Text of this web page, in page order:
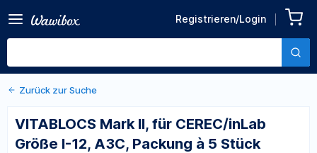
Registrieren/Login
CEREC/inLab Größe I-12,
A3C, Packung à 5 Stück
Von Vita
Zurück zu den Produktdetails
Zurück zur Suche
VITABLOCS Mark II, für CEREC/inLab
Größe I-12, A3C, Packung à 5 Stück